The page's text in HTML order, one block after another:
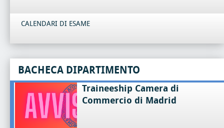
CALENDARI DI ESAME
BACHECA DIPARTIMENTO
Traineeship Camera di
Commercio di Madrid